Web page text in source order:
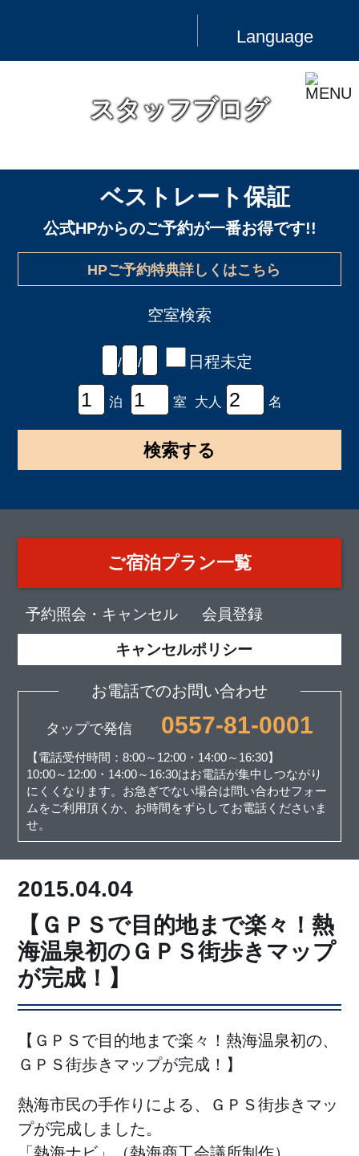
Language
スタッフブログ
ベストレート保証
公式HPからのご予約が一番お得です!!
HPご予約特典詳しくはこちら
空室検索
/ / 日程未定
泊 室 大人 名
ご宿泊プラン一覧
予約照会・キャンセル 会員登録
キャンセルポリシー
お電話でのお問い合わせ
タップで発信 0557-81-0001
【電話受付時間：8:00～12:00・14:00～16:30】
10:00～12:00・14:00～16:30はお電話が集中しつながり
にくくなります。お急ぎでない場合は問い合わせフォー
ムをご利用頂くか、お時間をずらしてお電話くださいま
せ。
2015.04.04
【ＧＰＳで目的地まで楽々！熱
海温泉初のＧＰＳ街歩きマップ
が完成！】
【ＧＰＳで目的地まで楽々！熱海温泉初の、
ＧＰＳ街歩きマップが完成！】
熱海市民の手作りによる、ＧＰＳ街歩きマッ
プが完成しました。